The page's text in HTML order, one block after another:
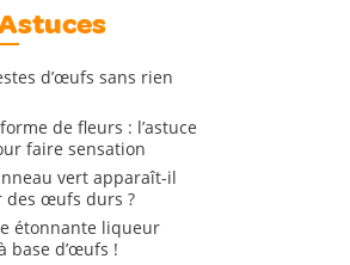
d’œufs sans rien
de fleurs : l’astuce
faire sensation
vert apparaît-il
des œufs durs ?
étonnante liqueur
base d’œufs !